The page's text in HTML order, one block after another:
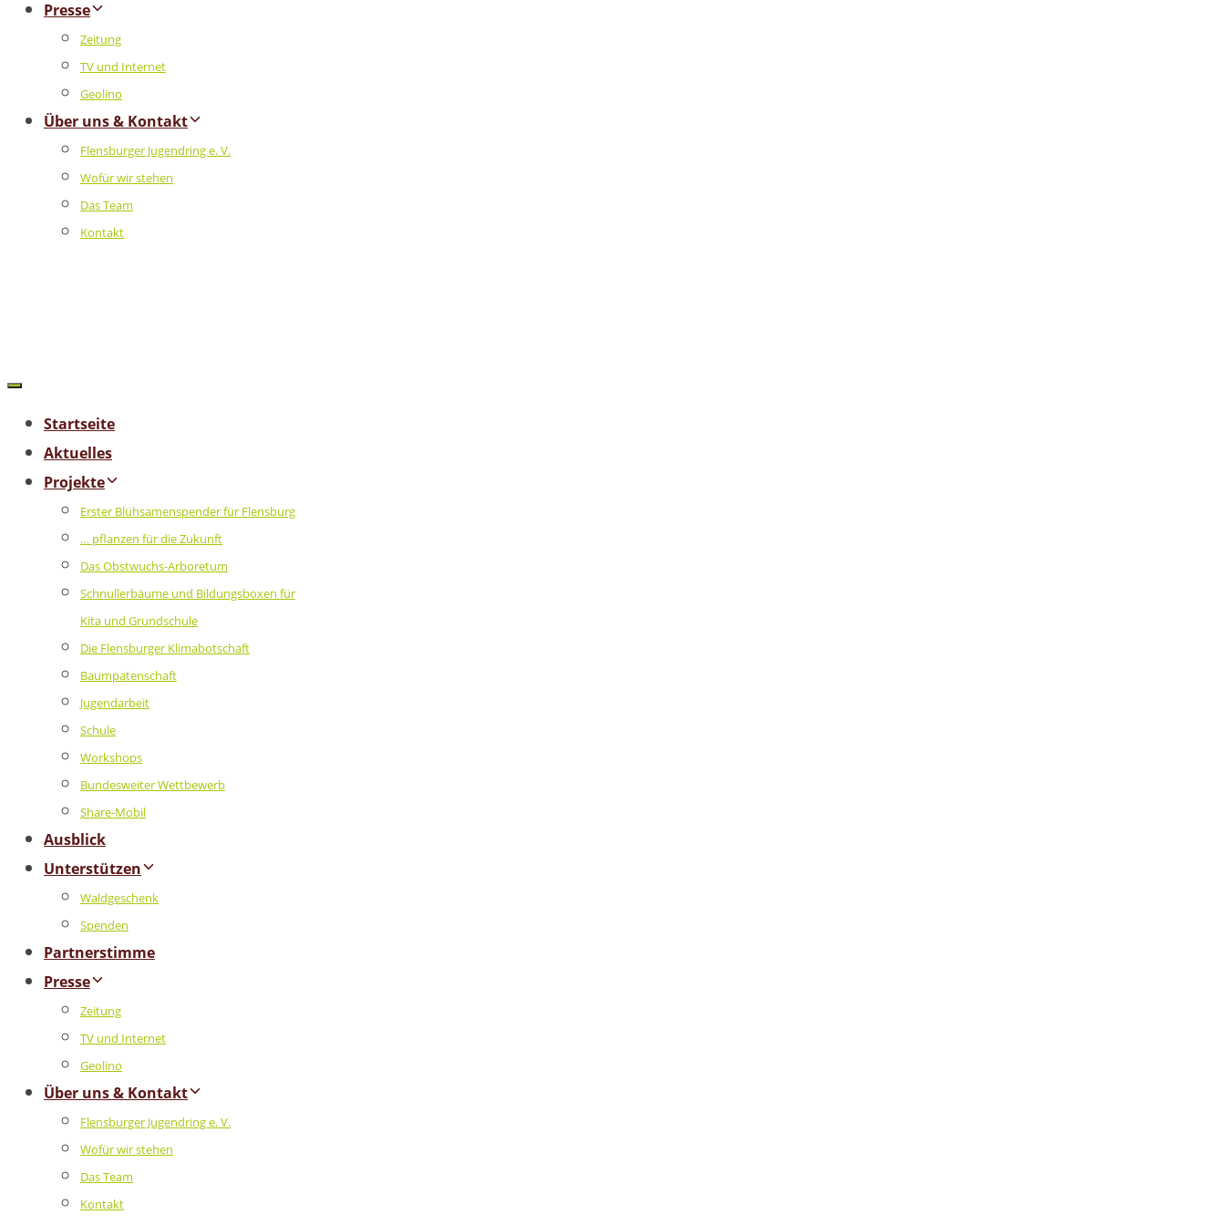
Presse
Zeitung
TV und Internet
Geolino
Über uns & Kontakt
Flensburger Jugendring e. V.
Wofür wir stehen
Das Team
Kontakt
Startseite
Aktuelles
Projekte
Erster Blühsamenspender für Flensburg
… pflanzen für die Zukunft
Das Obstwuchs-Arboretum
Schnullerbäume und Bildungsboxen für
Kita und Grundschule
Die Flensburger Klimabotschaft
Baumpatenschaft
Jugendarbeit
Schule
Workshops
Bundesweiter Wettbewerb
Share-Mobil
Ausblick
Unterstützen
Waldgeschenk
Spenden
Partnerstimme
Presse
Zeitung
TV und Internet
Geolino
Über uns & Kontakt
Flensburger Jugendring e. V.
Wofür wir stehen
Das Team
Kontakt